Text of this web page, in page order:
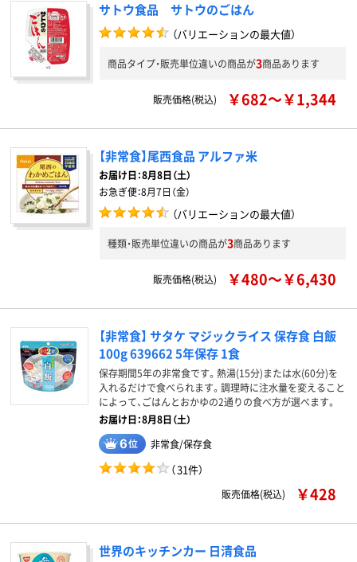
サトウ食品 サトウのごはん
（バリエーションの最大値）
商品タイプ・販売単位違いの商品が3商品あります
販売価格(税込) ￥682～￥1,344
【非常食】尾西食品 アルファ米
お届け日：8月8日（土）
お急ぎ便：8月7日（金）
（バリエーションの最大値）
種類・販売単位違いの商品が3商品あります
販売価格(税込) ￥480～￥6,430
【非常食】 サタケ マジックライス 保存食 白飯
100g 639662 5年保存 1食
保存期間5年の非常食です。熱湯(15分)または水(60分)を
入れるだけで食べられます。調理時に注水量を変えること
によって、ごはんとおかゆの2通りの食べ方が選べます。
お届け日：8月8日（土）
非常食/保存食
（31件）
販売価格(税込) ￥428
世界のキッチンカー 日清食品